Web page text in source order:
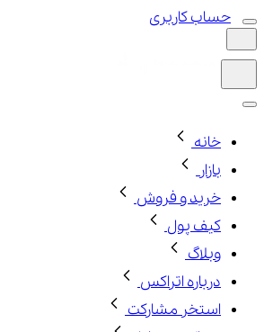
حساب کاربری
خانه
بازار
خرید و فروش
کیف پول
وبلاگ
درباره اتراکس
استخر مشارکت